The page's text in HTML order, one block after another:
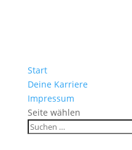
Start
Deine Karriere
Impressum
Seite wählen